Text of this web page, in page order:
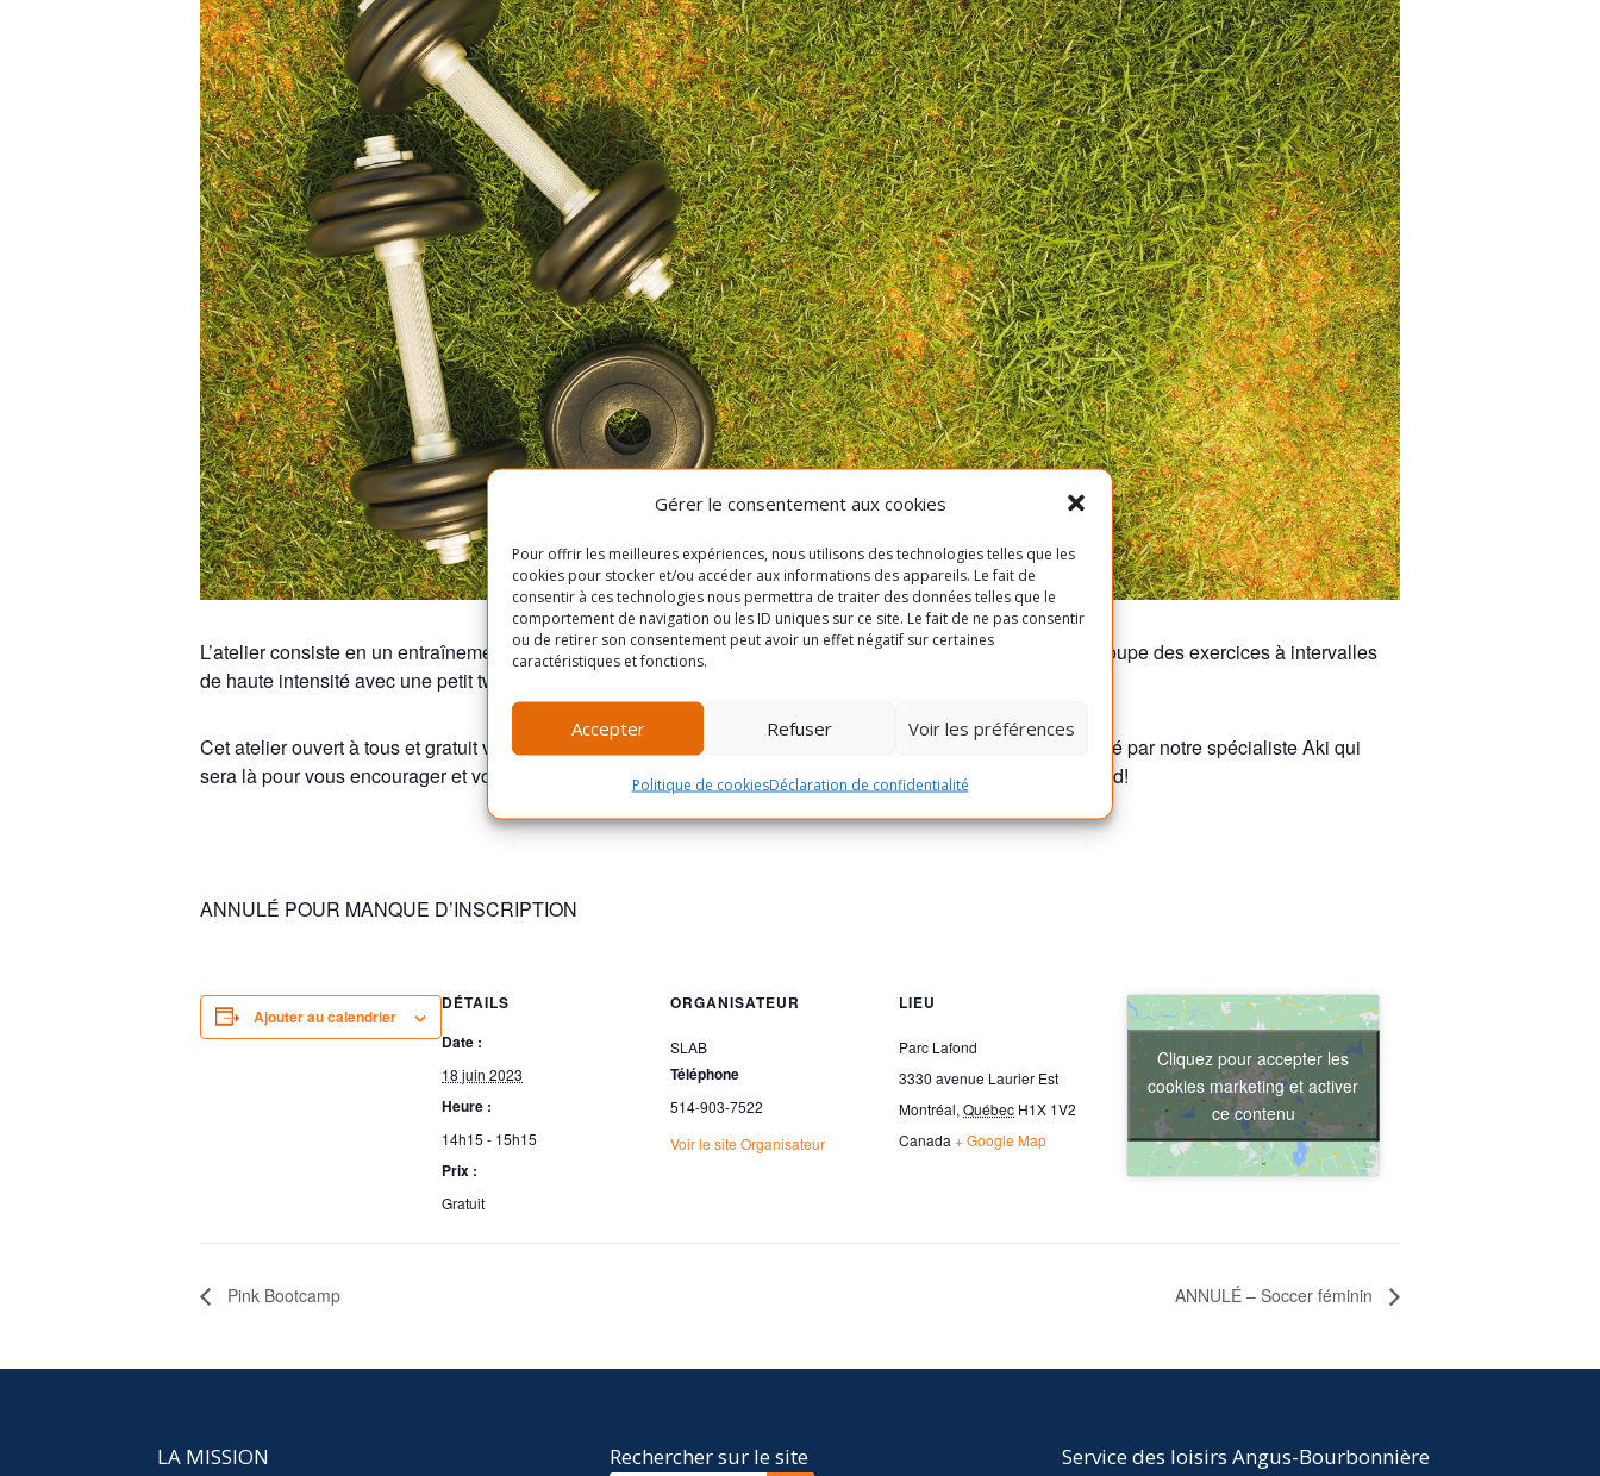
Gérer le consentement aux cookies
Pour offrir les meilleures expériences, nous utilisons des technologies telles que les
cookies pour stocker et/ou accéder aux informations des appareils. Le fait de
consentir à ces technologies nous permettra de traiter des données telles que le
comportement de navigation ou les ID uniques sur ce site. Le fait de ne pas consentir
ou de retirer son consentement peut avoir un effet négatif sur certaines
caractéristiques et fonctions.
Accepter Refuser Voir les préférences
Politique de cookiesDéclaration de confidentialité
L’atelier consiste en un entraînement en deux temps. La première partie est cardio et la deuxième partie regroupe des exercices à intervalles
de haute intensité avec une petit twist comme dans les programmes Bengal Tiger Fitness!
Cet atelier ouvert à tous et gratuit vous permettra d’en connaitre davantage sur cette discipline, le tout encadré par notre spécialiste Aki qui
sera là pour vous encourager et vous coacher ! Une ambiance dynamique, motivante et électrique vous attend!
ANNULÉ POUR MANQUE D’INSCRIPTION
Ajouter au calendrier
DÉTAILS
Date :
18 juin 2023
Heure :
14h15 - 15h15
Prix :
Gratuit
ORGANISATEUR
SLAB
Téléphone
514-903-7522
Voir le site Organisateur
LIEU
Parc Lafond
3330 avenue Laurier Est
Montréal, Québec H1X 1V2
Canada + Google Map
Cliquez pour accepter les
cookies marketing et activer
ce contenu
Pink Bootcamp ANNULÉ – Soccer féminin
LA MISSION Rechercher sur le site Service des loisirs Angus-Bourbonnière